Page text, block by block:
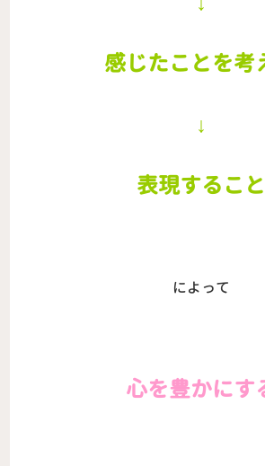
感じたことを考
↓
表現すること
によって
心を豊かにす